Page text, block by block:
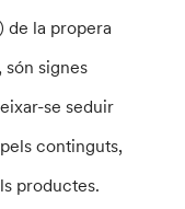
de la propera
són signes
se seduir
continguts,
productes.